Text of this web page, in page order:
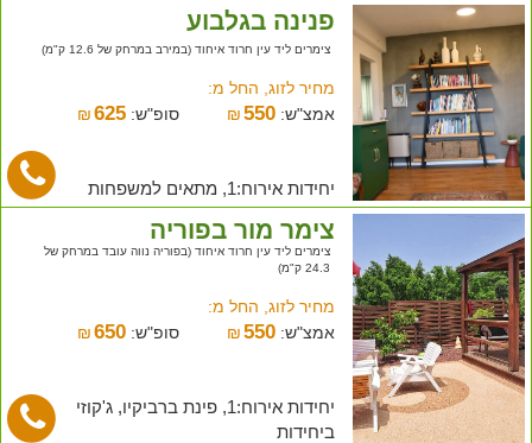
פנינה בגלבוע
צימרים ליד עין חרוד איחוד (במירב במרחק של 12.6 ק"מ)
מחיר לזוג, החל מ:
אמצ"ש:
₪550 סופ"ש: ₪ 625
יחידות אירוח:1, מתאים למשפחות
צימר מור בפוריה
צימרים ליד עין חרוד איחוד (בפוריה נווה עובד במרחק של
24.3 ק"מ)
מחיר לזוג, החל מ:
אמצ"ש:
₪550 סופ"ש: ₪ 650
יחידות אירוח:1, פינת ברביקיו, ג'קוזי
ביחידות